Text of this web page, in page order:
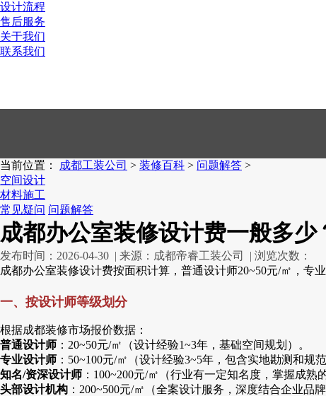
设计流程
售后服务
关于我们
联系我们
当前位置： 成都工装公司 > 装修百科 > 问题解答 >
空间设计
材料施工
常见疑问 问题解答
成都办公室装修设计费一般多少
发布时间：2026-04-30 | 来源：成都帝睿工装公司 | 浏览次数：
成都办公室装修设计费按面积计算，普通设计师20~50元/㎡，专
一、按设计师等级划分
根据成都装修市场报价数据：
普通设计师 ：20~50元/㎡（设计经验1~3年，基础空间规划）。
专业设计师 ：50~100元/㎡（设计经验3~5年，包含实地勘测和规
知名/资深设计师 ：100~200元/㎡（行业有一定知名度，掌握成熟
头部设计机构 ：200~500元/㎡（全案设计服务，深度结合企业品